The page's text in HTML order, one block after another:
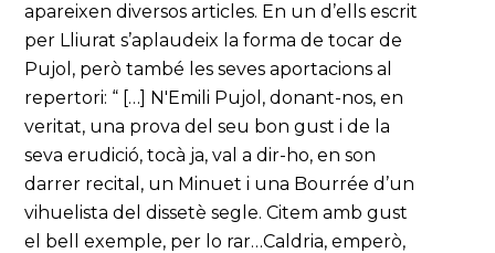
apareixen diversos articles. En un d’ells escrit
per Lliurat s’aplaudeix la forma de tocar de
Pujol, però també les seves aportacions al
repertori: “ […] N'Emili Pujol, donant-nos, en
veritat, una prova del seu bon gust i de la
seva erudició, tocà ja, val a dir-ho, en son
darrer recital, un Minuet i una Bourrée d’un
vihuelista del dissetè segle. Citem amb gust
el bell exemple, per lo rar…Caldria, emperò,